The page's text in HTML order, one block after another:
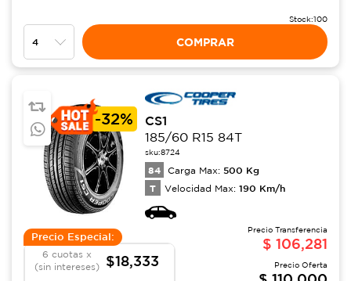
Stock:100
COMPRAR
-32%
CS1
185/60 R15 84T
sku:8724
84 Carga Max: 500 Kg
T Velocidad Max: 190 Km/h
Precio Especial:
6 cuotas x
(sin intereses)
$18,333
Precio Transferencia
$ 106,281
Precio Oferta